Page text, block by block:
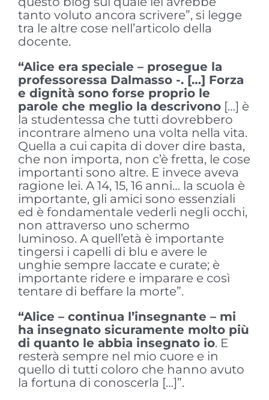
tanto voluto ancora scrivere”, si legge
tra le altre cose nell’articolo della
docente.
“Alice era speciale – prosegue la
professoressa Dalmasso -. […] Forza
e dignità sono forse proprio le
parole che meglio la descrivono[…] è
la studentessa che tutti dovrebbero
incontrare almeno una volta nella vita.
Quella a cui capita di dover dire basta,
che non importa, non c’è fretta, le cose
importanti sono altre. E invece aveva
ragione lei. A 14, 15, 16 anni… la scuola è
importante, gli amici sono essenziali
ed è fondamentale vederli negli occhi,
non attraverso uno schermo
luminoso. A quell’età è importante
tingersi i capelli di blu e avere le
unghie sempre laccate e curate; è
importante ridere e imparare e così
tentare di beffare la morte”.
“Alice – continua l’insegnante – mi
ha insegnato sicuramente molto più
di quanto le abbia insegnato io. E
resterà sempre nel mio cuore e in
quello di tutti coloro che hanno avuto
la fortuna di conoscerla […]”.